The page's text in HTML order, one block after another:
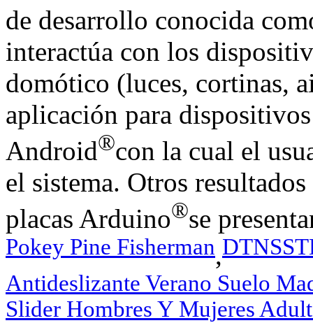
de desarrollo conocida
interactúa con los
domótico (luces, cortinas,
aplicación para
Android®con la cual el
el sistema. Otros
placas Arduino®se
Pokey Pine Fisherman,
Antideslizante Verano Suelo
Slider Hombres Y Mujeres